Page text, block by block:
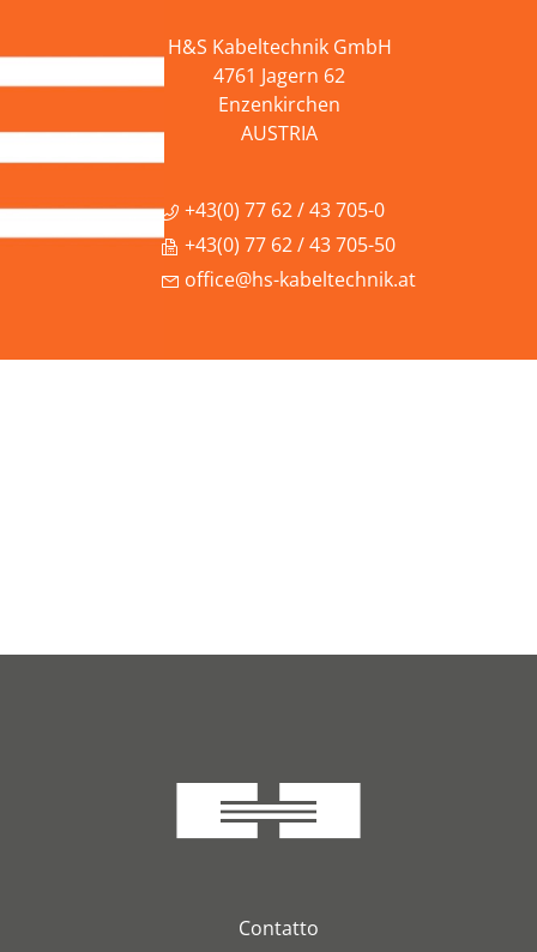
H&S Kabeltechnik GmbH
4761 Jagern 62
Enzenkirchen
AUSTRIA
+43(0) 77 62 / 43 705-0
+43(0) 77 62 / 43 705-50
office@hs-kabeltechnik.at
Contatto